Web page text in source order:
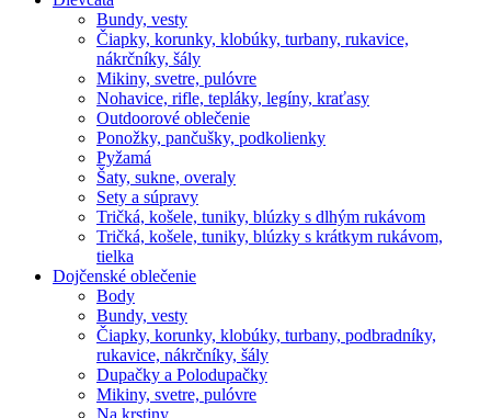
Bundy, vesty
Čiapky, korunky, klobúky, turbany, rukavice,
nákrčníky, šály
Mikiny, svetre, pulóvre
Nohavice, rifle, tepláky, legíny, kraťasy
Outdoorové oblečenie
Ponožky, pančušky, podkolienky
Pyžamá
Šaty, sukne, overaly
Sety a súpravy
Tričká, košele, tuniky, blúzky s dlhým rukávom
Tričká, košele, tuniky, blúzky s krátkym rukávom,
tielka
Dojčenské oblečenie
Body
Bundy, vesty
Čiapky, korunky, klobúky, turbany, podbradníky,
rukavice, nákrčníky, šály
Dupačky a Polodupačky
Mikiny, svetre, pulóvre